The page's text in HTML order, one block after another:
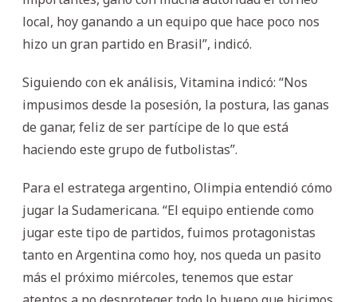
local, hoy ganando a un equipo que hace poco nos
hizo un gran partido en Brasil”, indicó.
Siguiendo con ek análisis, Vitamina indicó: “Nos
impusimos desde la posesión, la postura, las ganas
de ganar, feliz de ser partícipe de lo que está
haciendo este grupo de futbolistas”.
Para el estratega argentino, Olimpia entendió cómo
jugar la Sudamericana. “El equipo entiende como
jugar este tipo de partidos, fuimos protagonistas
tanto en Argentina como hoy, nos queda un pasito
más el próximo miércoles, tenemos que estar